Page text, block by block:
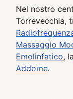
Nel nostro
Torrevecchia,
Massaggio
Emolinfatico, la
Addome.